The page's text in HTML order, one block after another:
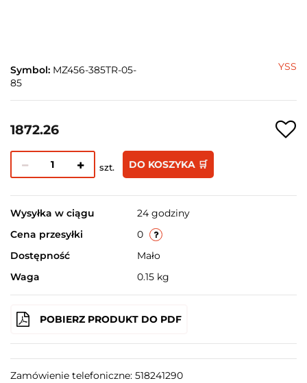
Symbol: MZ456-385TR-05-
85
YSS
1872.26
szt. DO KOSZYKA 🛒
Wysyłka w ciągu
24 godziny
Cena przesyłki
0
Dostępność
Mało
Waga
0.15 kg
POBIERZ PRODUKT DO PDF
Zamówienie telefoniczne: 518241290